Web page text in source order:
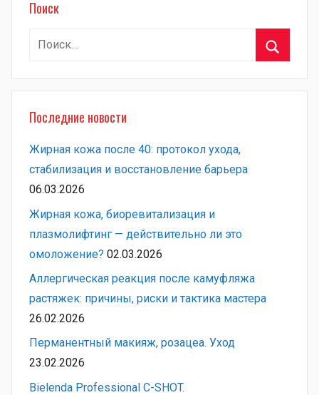
Поиск
Найти:
Последние новости
Жирная кожа после 40: протокол ухода,
стабилизация и восстановление барьера
06.03.2026
Жирная кожа, биоревитализация и
плазмолифтинг — действительно ли это
омоложение? 02.03.2026
Аллергическая реакция после камуфляжа
растяжек: причины, риски и тактика мастера
26.02.2026
Перманентный макияж, розацеа. Уход
23.02.2026
Bielenda Professional C-SHOT.